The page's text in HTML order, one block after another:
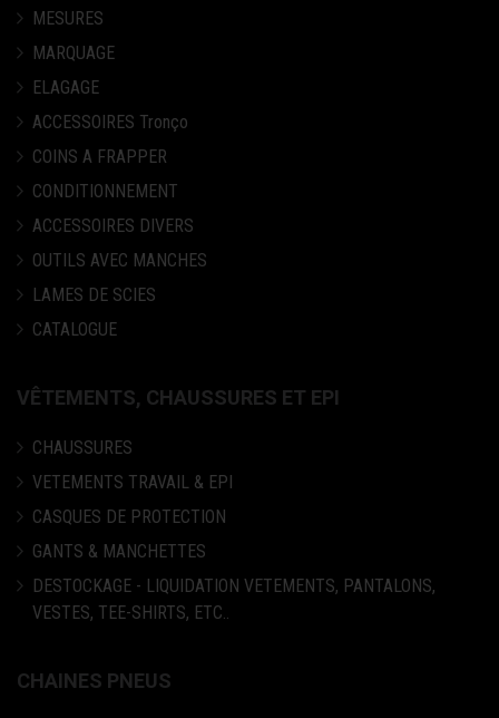
MESURES
MARQUAGE
ELAGAGE
ACCESSOIRES Tronço
COINS A FRAPPER
CONDITIONNEMENT
ACCESSOIRES DIVERS
OUTILS AVEC MANCHES
LAMES DE SCIES
CATALOGUE
VÊTEMENTS, CHAUSSURES ET EPI
CHAUSSURES
VETEMENTS TRAVAIL & EPI
CASQUES DE PROTECTION
GANTS & MANCHETTES
DESTOCKAGE - LIQUIDATION VETEMENTS, PANTALONS,
VESTES, TEE-SHIRTS, ETC..
CHAINES PNEUS